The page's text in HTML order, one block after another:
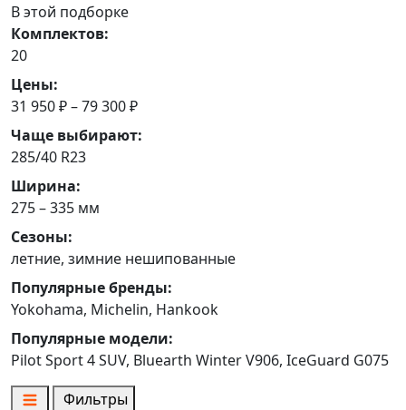
В этой подборке
Комплектов:
20
Цены:
31 950 ₽ – 79 300 ₽
Чаще выбирают:
285/40 R23
Ширина:
275 – 335 мм
Сезоны:
летние, зимние нешипованные
Популярные бренды:
Yokohama, Michelin, Hankook
Популярные модели:
Pilot Sport 4 SUV, Bluearth Winter V906, IceGuard G075
Фильтры